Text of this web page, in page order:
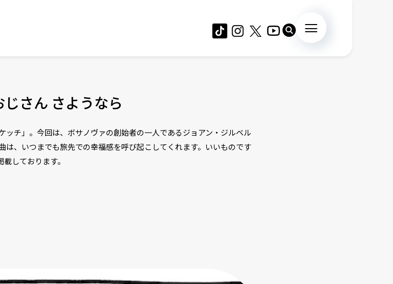
さん さようなら
チ」。今回は、ボサノヴァの創始者の一人であるジョアン・ジルベル
、いつまでも旅先での幸福感を呼び起こしてくれます。いいものです
しております。